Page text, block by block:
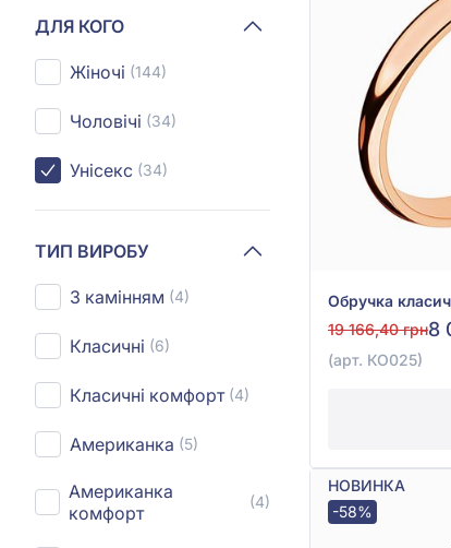
ДЛЯ КОГО
Жіночі (144)
Чоловічі (34)
Унісекс (34)
ТИП ВИРОБУ
З камінням (4)
Класичні (6)
Класичні комфорт (4)
Американка (5)
Американка
комфорт
(4)
19 166,40 грн8
(арт. КО025)
НОВИНКА
-58%